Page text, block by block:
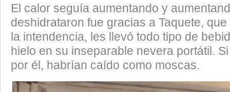
El calor seguía aumentando y
deshidrataron fue gracias a Taquete,
la intendencia, les llevó todo tipo de
hielo en su inseparable nevera portátil.
por él, habrían caído como moscas.